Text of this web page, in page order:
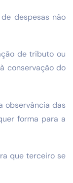
despesas não
de tributo ou
conservação do
observância das
forma para a
que terceiro se